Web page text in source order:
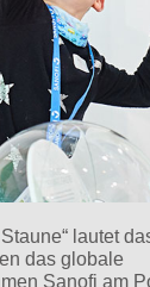
lautet
das globale
Sanofi am